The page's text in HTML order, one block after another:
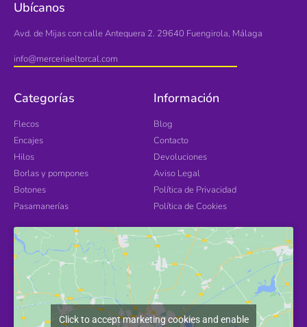
Ubícanos
Avd. de Mijas con calle Antequera 2. 29640 Fuengirola, Málaga
info@merceriaeltorcal.com
Categorías
Flecos
Encajes
Hilos
Borlas y pompones
Botones
Pasamanerías
Información
Blog
Contacto
Devoluciones
Aviso Legal
Política de Privacidad
Política de Cookies
Click to accept marketing cookies and enable